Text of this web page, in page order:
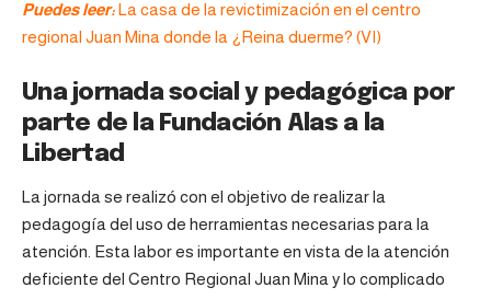
Puedes leer:La casa de la revictimización en el centro
regional Juan Mina donde la ¿Reina duerme? (VI)
Una jornada social y pedagógica por
parte de la Fundación Alas a la
Libertad
La jornada se realizó con el objetivo de realizar la
pedagogía del uso de herramientas necesarias para la
atención. Esta labor es importante en vista de la atención
deficiente del Centro Regional Juan Mina y lo complicado